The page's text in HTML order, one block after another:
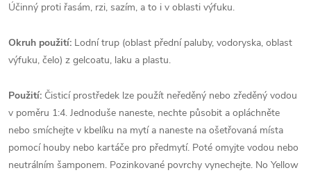
Účinný proti řasám, rzi, sazím, a to i v oblasti výfuku.
Okruh použití: Lodní trup (oblast přední paluby, vodoryska, oblast
výfuku, čelo) z gelcoatu, laku a plastu.
Použití: Čisticí prostředek lze použít neředěný nebo zředěný vodou
v poměru 1:4. Jednoduše naneste, nechte působit a opláchněte
nebo smíchejte v kbelíku na mytí a naneste na ošetřovaná místa
pomocí houby nebo kartáče pro předmytí. Poté omyjte vodou nebo
neutrálním šamponem. Pozinkované povrchy vynechejte. No Yellow